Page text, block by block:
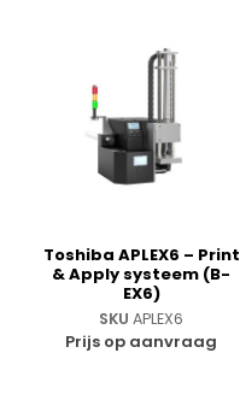
Toshiba APLEX6 – Print
& Apply systeem (B-
EX6)
SKU APLEX6
Prijs op aanvraag